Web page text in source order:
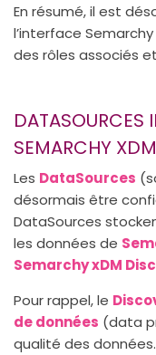
En résumé, il est
l’interface
des rôles associés
DATASOURCES
SEMARCHY XDM
Les DataSources
désormais être
DataSources
les données de
Semarchy xDM
Pour rappel, le
de données (data
qualité des